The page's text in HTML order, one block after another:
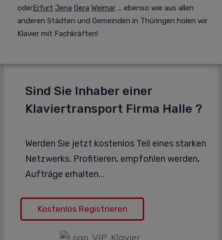
oderErfurt Jena Gera Weimar ... ebenso wie aus allen
anderen Städten und Gemeinden in Thüringen holen wir
Klavier mit Fachkräften!
Sind Sie Inhaber einer
Klaviertransport Firma Halle ?
Werden Sie jetzt kostenlos Teil eines starken
Netzwerks. Profitieren, empfohlen werden,
Aufträge erhalten...
Kostenlos Registrieren